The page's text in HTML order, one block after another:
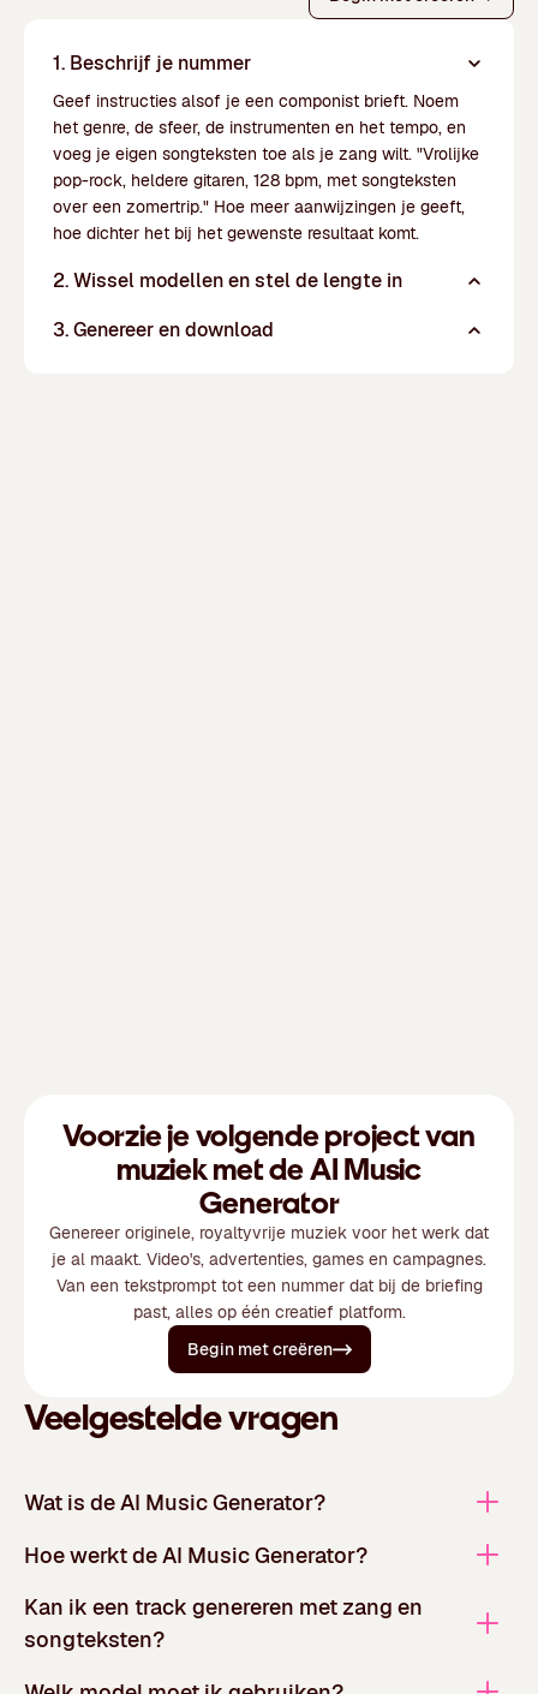
1. Beschrijf je nummer
Geef instructies alsof je een componist brieft. Noem
het genre, de sfeer, de instrumenten en het tempo, en
voeg je eigen songteksten toe als je zang wilt. "Vrolijke
pop-rock, heldere gitaren, 128 bpm, met songteksten
over een zomertrip." Hoe meer aanwijzingen je geeft,
hoe dichter het bij het gewenste resultaat komt.
2. Wissel modellen en stel de lengte in
3. Genereer en download
Voorzie je volgende project van
muziek met de AI Music
Generator
Genereer originele, royaltyvrije muziek voor het werk dat
je al maakt. Video's, advertenties, games en campagnes.
Van een tekstprompt tot een nummer dat bij de briefing
past, alles op één creatief platform.
Begin met creëren
Veelgestelde vragen
Wat is de AI Music Generator?
Hoe werkt de AI Music Generator?
Kan ik een track genereren met zang en
songteksten?